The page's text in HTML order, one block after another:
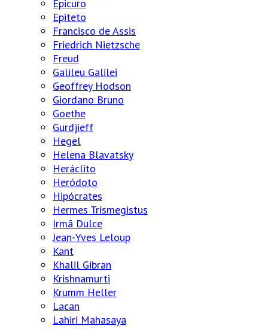
Epicuro
Epiteto
Francisco de Assis
Friedrich Nietzsche
Freud
Galileu Galilei
Geoffrey Hodson
Giordano Bruno
Goethe
Gurdjieff
Hegel
Helena Blavatsky
Heráclito
Heródoto
Hipócrates
Hermes Trismegistus
Irmã Dulce
Jean-Yves Leloup
Kant
Khalil Gibran
Krishnamurti
Krumm Heller
Lacan
Lahiri Mahasaya